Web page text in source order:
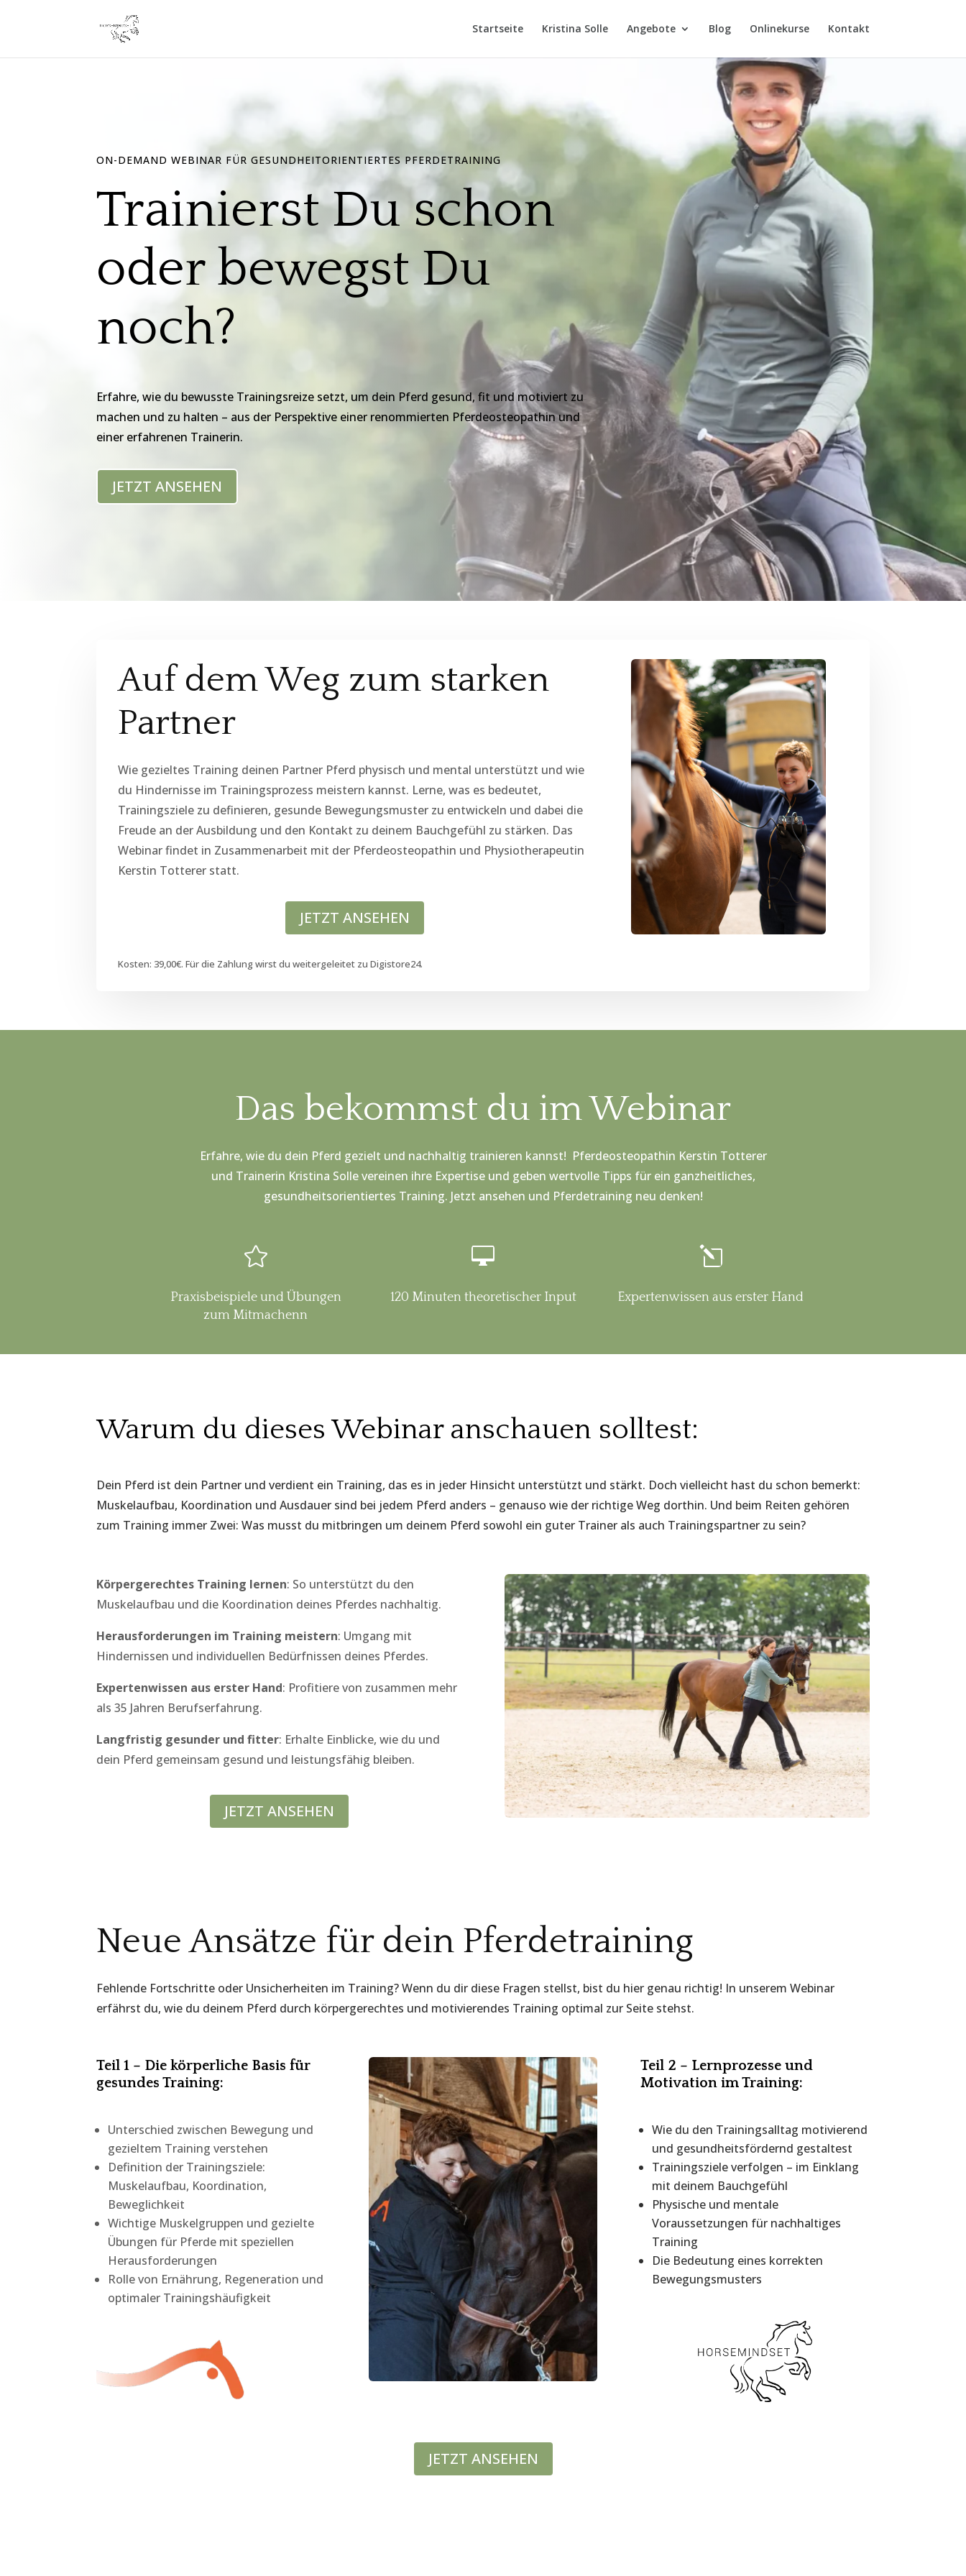
Startseite Kristina Solle Angebote Blog Onlinekurse Kontakt
ON-DEMAND WEBINAR FÜR GESUNDHEITORIENTIERTES PFERDETRAINING
Trainierst Du schon
oder bewegst Du
noch?
Erfahre, wie du bewusste Trainingsreize setzt, um dein Pferd gesund, fit und motiviert zu
machen und zu halten – aus der Perspektive einer renommierten Pferdeosteopathin und
einer erfahrenen Trainerin.
JETZT ANSEHEN
Auf dem Weg zum starken
Partner
Wie gezieltes Training deinen Partner Pferd physisch und mental unterstützt und wie
du Hindernisse im Trainingsprozess meistern kannst. Lerne, was es bedeutet,
Trainingsziele zu definieren, gesunde Bewegungsmuster zu entwickeln und dabei die
Freude an der Ausbildung und den Kontakt zu deinem Bauchgefühl zu stärken. Das
Webinar findet in Zusammenarbeit mit der Pferdeosteopathin und Physiotherapeutin
Kerstin Totterer statt.
JETZT ANSEHEN
Kosten: 39,00€. Für die Zahlung wirst du weitergeleitet zu Digistore24.
Das bekommst du im Webinar
Erfahre, wie du dein Pferd gezielt und nachhaltig trainieren kannst! Pferdeosteopathin Kerstin Totterer
und Trainerin Kristina Solle vereinen ihre Expertise und geben wertvolle Tipps für ein ganzheitliches,
gesundheitsorientiertes Training. Jetzt ansehen und Pferdetraining neu denken!

Praxisbeispiele und Übungen
zum Mitmachenn

120 Minuten theoretischer Input
l
Expertenwissen aus erster Hand
Warum du dieses Webinar anschauen solltest:
Dein Pferd ist dein Partner und verdient ein Training, das es in jeder Hinsicht unterstützt und stärkt. Doch vielleicht hast du schon bemerkt:
Muskelaufbau, Koordination und Ausdauer sind bei jedem Pferd anders – genauso wie der richtige Weg dorthin. Und beim Reiten gehören
zum Training immer Zwei: Was musst du mitbringen um deinem Pferd sowohl ein guter Trainer als auch Trainingspartner zu sein?
Körpergerechtes Training lernen: So unterstützt du den
Muskelaufbau und die Koordination deines Pferdes nachhaltig.
Herausforderungen im Training meistern: Umgang mit
Hindernissen und individuellen Bedürfnissen deines Pferdes.
Expertenwissen aus erster Hand: Profitiere von zusammen mehr
als 35 Jahren Berufserfahrung.
Langfristig gesunder und fitter: Erhalte Einblicke, wie du und
dein Pferd gemeinsam gesund und leistungsfähig bleiben.
JETZT ANSEHEN
Neue Ansätze für dein Pferdetraining
Fehlende Fortschritte oder Unsicherheiten im Training? Wenn du dir diese Fragen stellst, bist du hier genau richtig! In unserem Webinar
erfährst du, wie du deinem Pferd durch körpergerechtes und motivierendes Training optimal zur Seite stehst.
Teil 1 – Die körperliche Basis für
gesundes Training:
Unterschied zwischen Bewegung und
gezieltem Training verstehen
Definition der Trainingsziele:
Muskelaufbau, Koordination,
Beweglichkeit
Wichtige Muskelgruppen und gezielte
Übungen für Pferde mit speziellen
Herausforderungen
Rolle von Ernährung, Regeneration und
optimaler Trainingshäufigkeit
Teil 2 – Lernprozesse und
Motivation im Training:
Wie du den Trainingsalltag motivierend
und gesundheitsfördernd gestaltest
Trainingsziele verfolgen – im Einklang
mit deinem Bauchgefühl
Physische und mentale
Voraussetzungen für nachhaltiges
Training
Die Bedeutung eines korrekten
Bewegungsmusters
JETZT ANSEHEN